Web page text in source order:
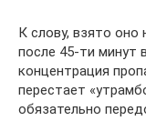
К слову, взято
после 45-ти минут
концентрация
перестает
обязательно